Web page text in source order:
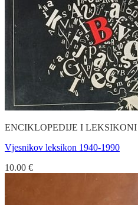
ENCIKLOPEDIJE I LEKSIKONI
Vjesnikov leksikon 1940-1990
10.00 €